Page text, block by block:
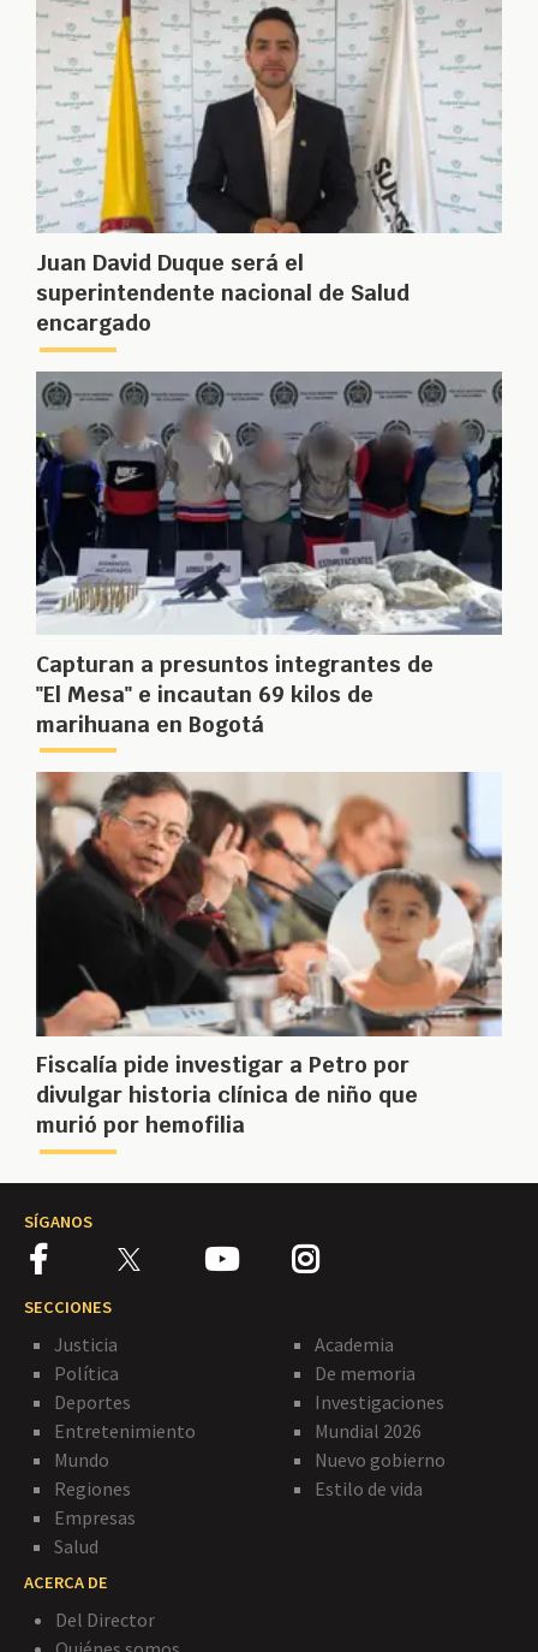
Juan David Duque será el
superintendente nacional de Salud
encargado
Capturan a presuntos integrantes de
"El Mesa" e incautan 69 kilos de
marihuana en Bogotá
Fiscalía pide investigar a Petro por
divulgar historia clínica de niño que
murió por hemofilia
SÍGANOS
SECCIONES
Justicia
Política
Deportes
Entretenimiento
Mundo
Regiones
Empresas
Salud
Academia
De memoria
Investigaciones
Mundial 2026
Nuevo gobierno
Estilo de vida
ACERCA DE
Del Director